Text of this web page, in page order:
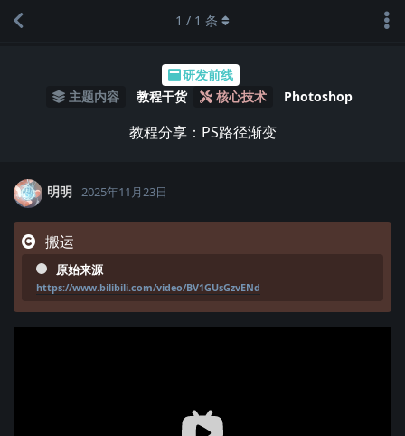
研发前线
主题内容
教程干货 核心技术 Photoshop
教程分享：PS路径渐变
1 / 1 条
明明 2025年11月23日
搬运
原始来源
https://www.bilibili.com/video/BV1GUsGzvENd